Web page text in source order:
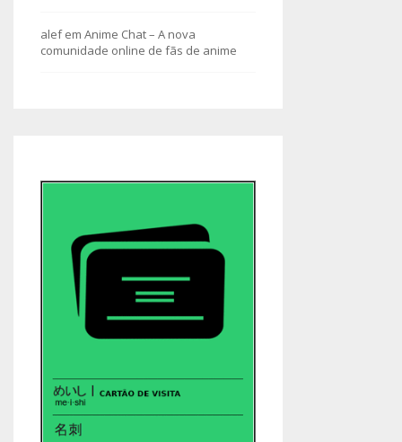
alefem Anime Chat – A nova
comunidade online de fãs de anime